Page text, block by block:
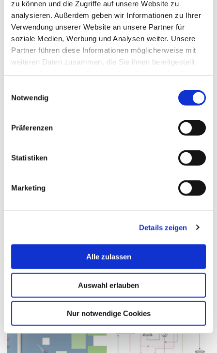
zu können und die Zugriffe auf unsere Website zu
analysieren. Außerdem geben wir Informationen zu Ihrer
Verwendung unserer Website an unsere Partner für
soziale Medien, Werbung und Analysen weiter. Unsere
Partner führen diese Informationen möglicherweise mit
weiteren Daten zusammen, die Sie ihnen bereitgestellt
Notwendig
Präferenzen
Statistiken
Marketing
Details zeigen
Alle zulassen
Auswahl erlauben
Nur notwendige Cookies
Büro:
Columbusstraße 21
27568 Bremerhaven
Sprechzeiten:
Sprechstunde (WiSe 2025/26): Montags14:00 bis
Vereinbarung